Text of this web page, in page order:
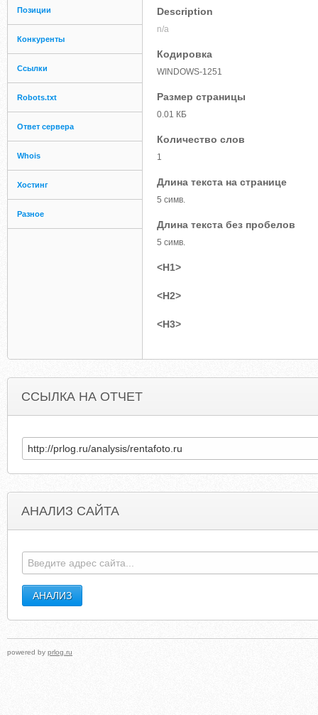
Позиции
Конкуренты
Ссылки
Robots.txt
Ответ сервера
Whois
Хостинг
Разное
Description
n/a
Кодировка
WINDOWS-1251
Размер страницы
0.01 КБ
Количество слов
1
Длина текста на странице
5 симв.
Длина текста без пробелов
5 симв.
<H1>
<H2>
<H3>
ССЫЛКА НА ОТЧЕТ
АНАЛИЗ САЙТА
powered by prlog.ru